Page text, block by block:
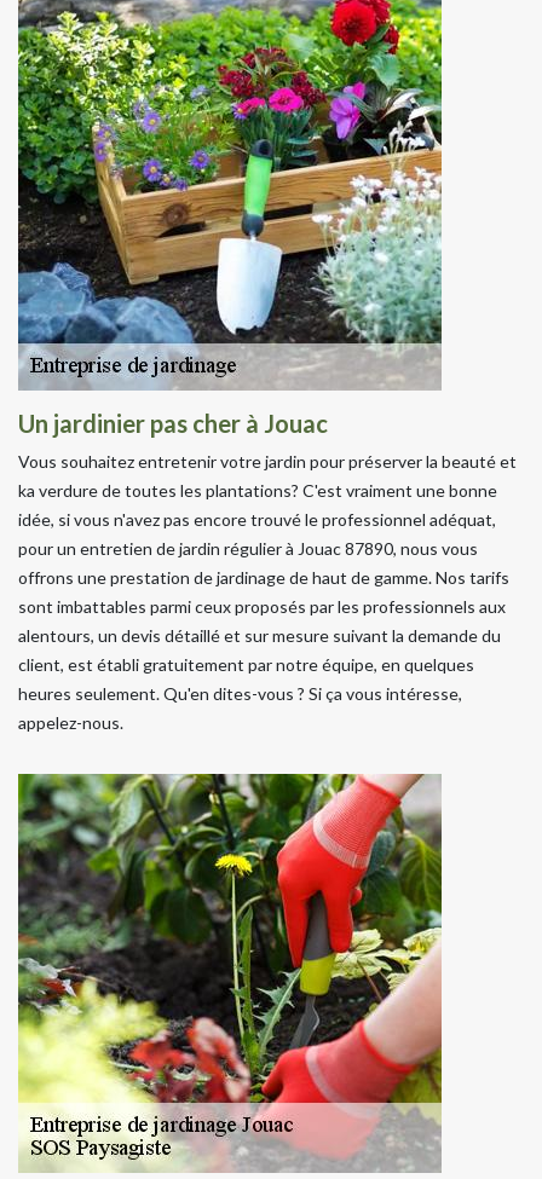
Un jardinier pas cher à Jouac
Vous souhaitez entretenir votre jardin pour préserver la beauté et
ka verdure de toutes les plantations? C'est vraiment une bonne
idée, si vous n'avez pas encore trouvé le professionnel adéquat,
pour un entretien de jardin régulier à Jouac 87890, nous vous
offrons une prestation de jardinage de haut de gamme. Nos tarifs
sont imbattables parmi ceux proposés par les professionnels aux
alentours, un devis détaillé et sur mesure suivant la demande du
client, est établi gratuitement par notre équipe, en quelques
heures seulement. Qu'en dites-vous ? Si ça vous intéresse,
appelez-nous.